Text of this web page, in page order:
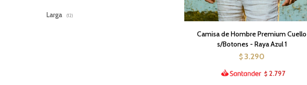
Camisa de Hombre Premium Cuello
s/Botones - Raya Azul 1
$ 3.290
$ 2.797
Larga (12)